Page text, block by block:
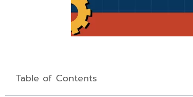
Table of Contents